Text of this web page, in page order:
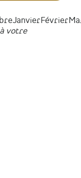
Janvier Février
votre